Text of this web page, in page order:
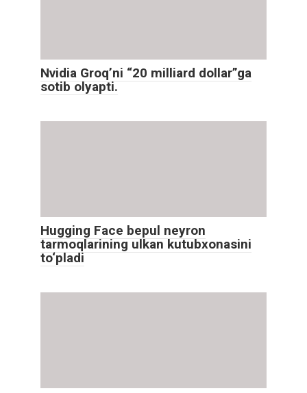
Nvidia Groq’ni “20 milliard dollar”ga
sotib olyapti.
Hugging Face bepul neyron
tarmoqlarining ulkan kutubxonasini
to‘pladi